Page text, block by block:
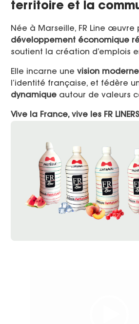
territoire et la
Née à Marseille, FR Line œuvre
développement économique
soutient la création d’emplois
Elle incarne unevision
l’identité française, et fédère
dynamique autour de valeurs
Vive la France, vive les FR